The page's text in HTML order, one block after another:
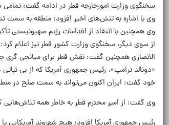
سخنگوی وزارت امورخارجه قطر در ادامه گفت: تمامی
وی با اشاره به تنش‌های اخیر افزود: منطقه به
وی همچنین با انتقاد از اقدامات رژیم صهیونیستی
از سوی دیگر، سخنگوی وزارت کشور قطر نیز
الانصاری همچنین گفت: نقش قطر برای میانجی گری
«دونالد ترامپ»، رئیس جمهوری آمریکا که از بی
خود گفت: ایران اکنون می‌تواند به سمت صلح در
وی گفت: از امیر محترم قطر به خاطر همه تلاش‌هایی